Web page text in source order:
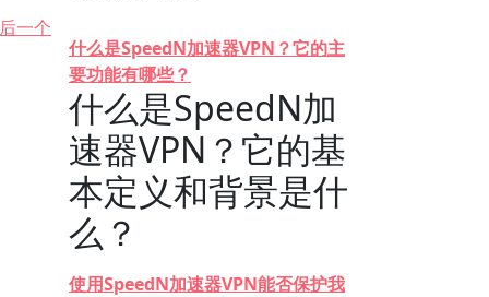
后一个
什么是SpeedN加速器VPN？它的主
要功能有哪些？
什么是SpeedN加
速器VPN？它的基
本定义和背景是什
么？
使用SpeedN加速器VPN能否保护我